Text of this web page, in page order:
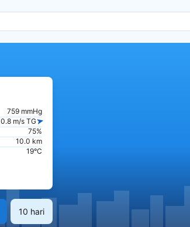
759 mmHg
0.8 m/s TG
75%
10.0 km
19°C
10 hari